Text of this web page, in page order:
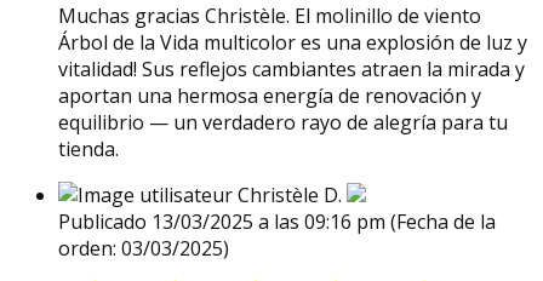
Muchas gracias Christèle. El molinillo de viento
Árbol de la Vida multicolor es una explosión de luz y
vitalidad! Sus reflejos cambiantes atraen la mirada y
aportan una hermosa energía de renovación y
equilibrio — un verdadero rayo de alegría para tu
tienda.
Christèle D.
Publicado 13/03/2025 a las 09:16 pm (Fecha de la
orden: 03/03/2025)